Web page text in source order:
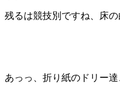
残るは競技別ですね、床
あっっ、折り紙のドリー